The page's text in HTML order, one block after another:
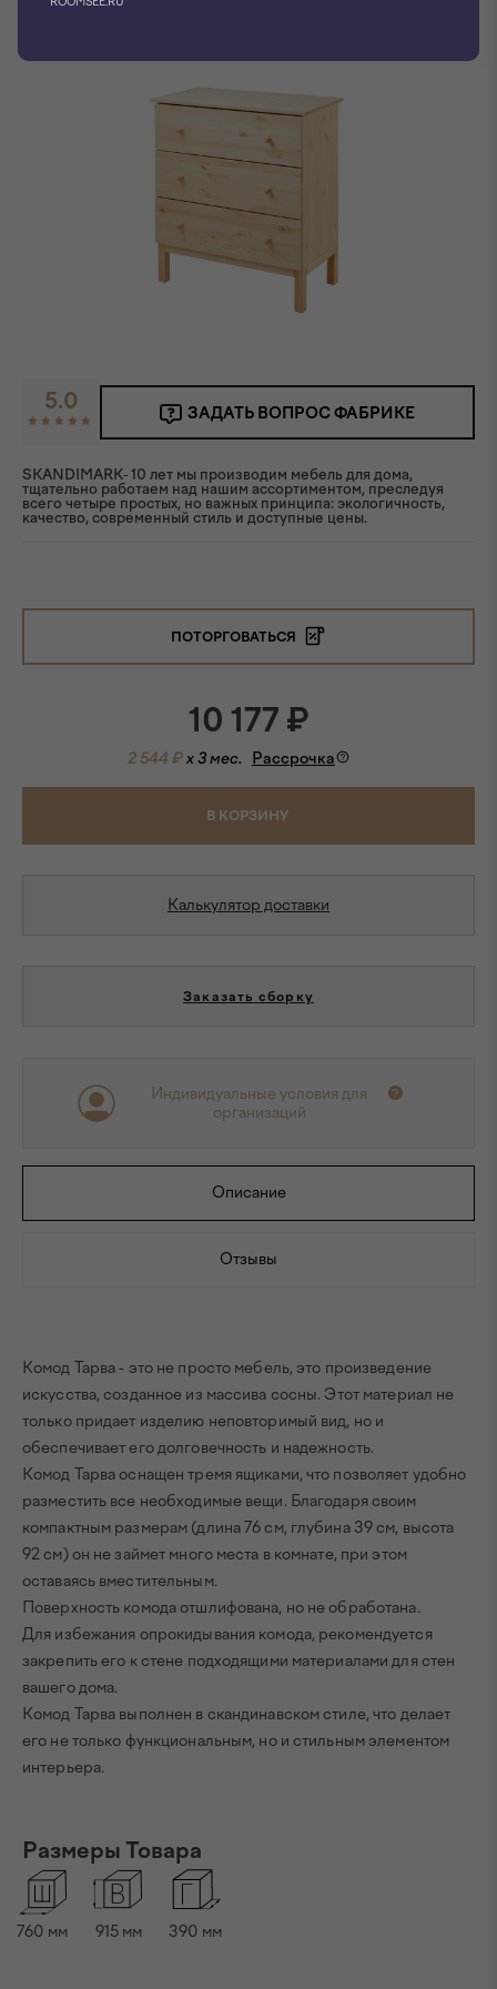
Фото производителя
5.0 ЗАДАТЬ ВОПРОС ФАБРИКЕ
SKANDIMARK- 10 лет мы производим мебель для дома,
тщательно работаем над нашим ассортиментом, преследуя
всего четыре простых, но важных принципа: экологичность,
качество, современный стиль и доступные цены.
ПОТОРГОВАТЬСЯ
10 177 ₽
2 544 ₽x 3 мес. Рассрочка
В КОРЗИНУ
Калькулятор доставки
Заказать сборку
Индивидуальные условия для
организаций
Описание
Отзывы
Комод Тарва - это не просто мебель, это произведение
искусства, созданное из массива сосны. Этот материал не
только придает изделию неповторимый вид, но и
обеспечивает его долговечность и надежность.
Комод Тарва оснащен тремя ящиками, что позволяет удобно
разместить все необходимые вещи. Благодаря своим
компактным размерам (длина 76 см, глубина 39 см, высота
92 см) он не займет много места в комнате, при этом
оставаясь вместительным.
Поверхность комода отшлифована, но не обработана.
Для избежания опрокидывания комода, рекомендуется
закрепить его к стене подходящими материалами для стен
вашего дома.
Комод Тарва выполнен в скандинавском стиле, что делает
его не только функциональным, но и стильным элементом
интерьера.
Размеры Товара
760 мм 915мм 390 мм